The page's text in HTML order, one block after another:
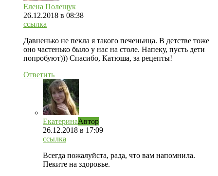
Елена Полещук
26.12.2018 в 08:38
ссылка
Давненько не пекла я такого печеньица. В детстве тоже
оно частенько было у нас на столе. Напеку, пусть дети
попробуют))) Спасибо, Катюша, за рецепты!
Ответить
ЕкатеринаАвтор
26.12.2018 в 17:09
ссылка
Всегда пожалуйста, рада, что вам напомнила.
Пеките на здоровье.